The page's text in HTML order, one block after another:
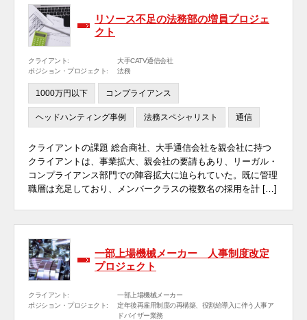
リソース不足の法務部の増員プロジェ
クト
クライアント:
大手CATV通信会社
ポジション・プロジェクト:
法務
1000万円以下 コンプライアンス
ヘッドハンティング事例 法務スペシャリスト 通信
クライアントの課題 総合商社、大手通信会社を親会社に持つ
クライアントは、事業拡大、親会社の要請もあり、リーガル・
コンプライアンス部門での陣容拡大に迫られていた。既に管理
職層は充足しており、メンバークラスの複数名の採用を計 […]
一部上場機械メーカー 人事制度改定
プロジェクト
クライアント:
一部上場機械メーカー
ポジション・プロジェクト:
定年後再雇用制度の再構築、役割給導入に伴う人事ア
ドバイザー業務